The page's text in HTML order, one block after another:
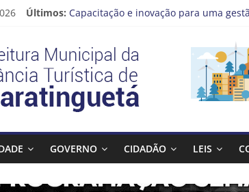
Últimos: Capacitação e inovação para uma
Prefeitura de Guaratinguetá divulga
Guaratinguetá realizará ação de
GOVERNO CIDADÃO LEIS